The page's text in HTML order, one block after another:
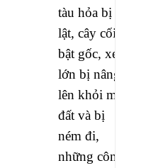
tàu hỏa bị
lật, cây cối
bật gốc, xe
lớn bị nâng
lên khỏi mặt
đất và bị
ném đi,
những công